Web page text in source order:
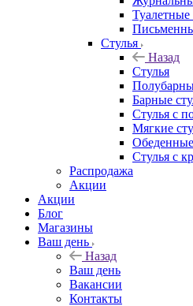
Туалетные
Стулья
Назад
Стулья
Барные
Стулья с
Мягкие
Обеденные
Стулья с
Распродажа
Акции
Акции
Блог
Магазины
Ваш день
Назад
Ваш день
Вакансии
Контакты